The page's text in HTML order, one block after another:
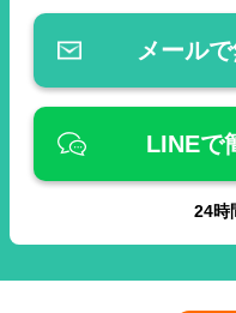
メール
LINEで
24時